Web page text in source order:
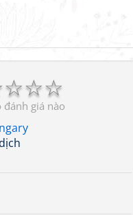
☆
☆
☆
đánh giá nào